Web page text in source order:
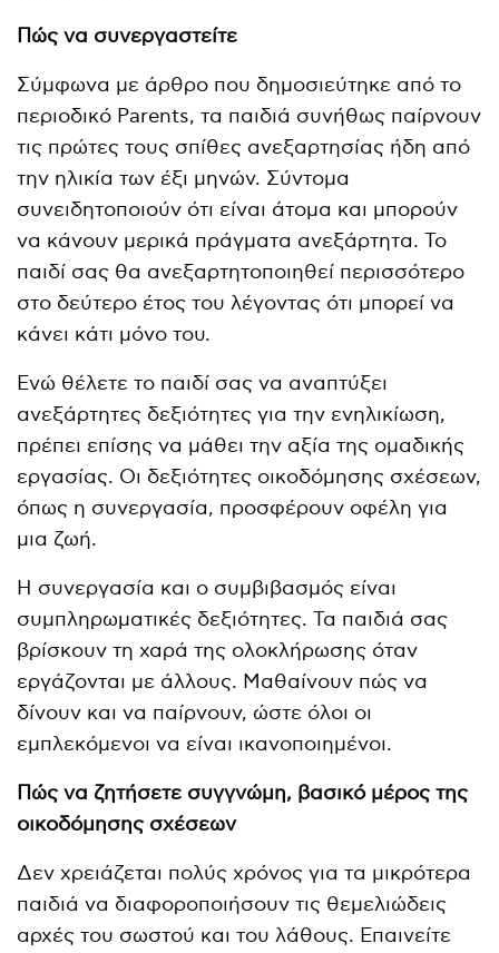
Πώς να συνεργαστείτε
Σύμφωνα με άρθρο που δημοσιεύτηκε από το
περιοδικό Parents, τα παιδιά συνήθως παίρνουν
τις πρώτες τους σπίθες ανεξαρτησίας ήδη από
την ηλικία των έξι μηνών. Σύντομα
συνειδητοποιούν ότι είναι άτομα και μπορούν
να κάνουν μερικά πράγματα ανεξάρτητα. Το
παιδί σας θα ανεξαρτητοποιηθεί περισσότερο
στο δεύτερο έτος του λέγοντας ότι μπορεί να
κάνει κάτι μόνο του.
Ενώ θέλετε το παιδί σας να αναπτύξει
ανεξάρτητες δεξιότητες για την ενηλικίωση,
πρέπει επίσης να μάθει την αξία της ομαδικής
εργασίας. Οι δεξιότητες οικοδόμησης σχέσεων,
όπως η συνεργασία, προσφέρουν οφέλη για
μια ζωή.
Η συνεργασία και ο συμβιβασμός είναι
συμπληρωματικές δεξιότητες. Τα παιδιά σας
βρίσκουν τη χαρά της ολοκλήρωσης όταν
εργάζονται με άλλους. Μαθαίνουν πώς να
δίνουν και να παίρνουν, ώστε όλοι οι
εμπλεκόμενοι να είναι ικανοποιημένοι.
Πώς να ζητήσετε συγγνώμη, βασικό μέρος της
οικοδόμησης σχέσεων
Δεν χρειάζεται πολύς χρόνος για τα μικρότερα
παιδιά να διαφοροποιήσουν τις θεμελιώδεις
αρχές του σωστού και του λάθους. Επαινείτε